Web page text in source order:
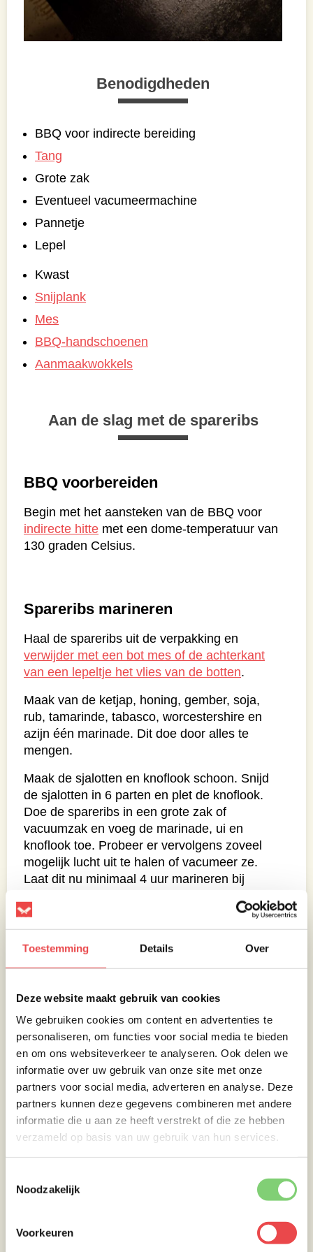
Toestemming Details Over
Deze website maakt gebruik van cookies
We gebruiken cookies om content en advertenties te
personaliseren, om functies voor social media te bieden
en om ons websiteverkeer te analyseren. Ook delen we
informatie over uw gebruik van onze site met onze
partners voor social media, adverteren en analyse. Deze
partners kunnen deze gegevens combineren met andere
informatie die u aan ze heeft verstrekt of die ze hebben
verzameld op basis van uw gebruik van hun services.
Noodzakelijk
Voorkeuren
Benodigdheden
BBQ voor indirecte bereiding
Tang
Grote zak
Eventueel vacumeermachine
Pannetje
Lepel
Kwast
Snijplank
Mes
BBQ-handschoenen
Aanmaakwokkels
Aan de slag met de spareribs
BBQ voorbereiden
Begin met het aansteken van de BBQ voor
indirecte hitte met een dome-temperatuur van
130 graden Celsius.
Spareribs marineren
Haal de spareribs uit de verpakking en
verwijder met een bot mes of de achterkant
van een lepeltje het vlies van de botten.
Maak van de ketjap, honing, gember, soja,
rub, tamarinde, tabasco, worcestershire en
azijn één marinade. Dit doe door alles te
mengen.
Maak de sjalotten en knoflook schoon. Snijd
de sjalotten in 6 parten en plet de knoflook.
Doe de spareribs in een grote zak of
vacuumzak en voeg de marinade, ui en
knoflook toe. Probeer er vervolgens zoveel
mogelijk lucht uit te halen of vacumeer ze.
Laat dit nu minimaal 4 uur marineren bij
Time to BBQ!
De volgende dag haal je de spareribs uit de
marinade. Let op: bewaar de marinade!
spareribs op de rooster. Laat het vlees nu 4
uur in met de overgebleven marinade. Na de
derde keer insmeren, kook je de overgebleven